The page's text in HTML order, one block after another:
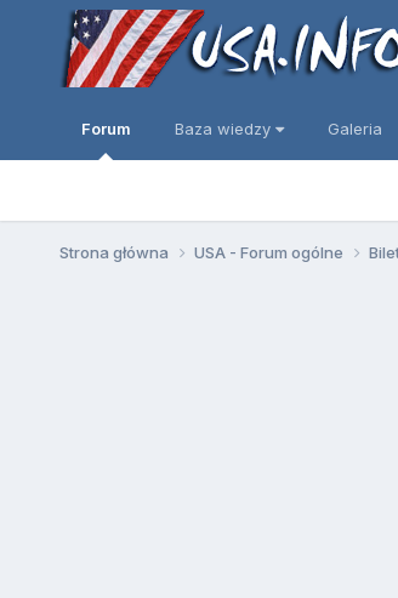
Forum Baza wiedzy Galeria
Strona główna USA - Forum ogólne